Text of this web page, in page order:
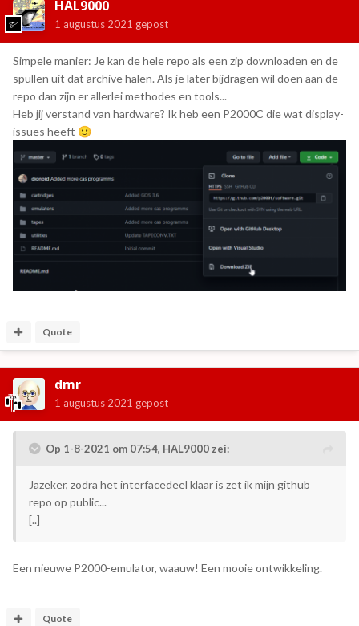
HAL9000
1 augustus 2021 gepost
Simpele manier: Je kan de hele repo als een zip downloaden en de
spullen uit dat archive halen. Als je later bijdragen wil doen aan de
repo dan zijn er allerlei methodes en tools...
Heb jij verstand van hardware? Ik heb een P2000C die wat display-
issues heeft 🙂
Quote
dmr
1 augustus 2021 gepost
Op 1-8-2021 om 07:54, HAL9000 zei:
Jazeker, zodra het interfacedeel klaar is zet ik mijn github
repo op public...
[..]
Een nieuwe P2000-emulator, waauw! Een mooie ontwikkeling.
Quote